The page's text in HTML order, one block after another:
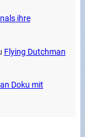
ihre
Flying Dutchman
Doku mit